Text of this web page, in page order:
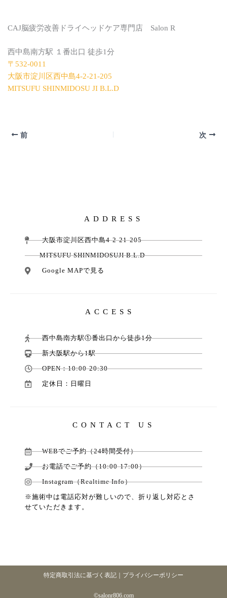
CAJ脳疲労改善ドライヘッドケア専門店 Salon R
西中島南方駅 １番出口 徒歩1分
〒532-0011
大阪市淀川区西中島4-2-21-205
MITSUFU SHINMIDOSU JI B.L.D
前 次
ADDRESS
大阪市淀川区西中島4-2-21-205
MITSUFU SHINMIDOSUJI B.L.D
Google MAPで見る
ACCESS
西中島南方駅①番出口から徒歩1分
新大阪駅から1駅
OPEN：10:00-20:30
定休日：日曜日
CONTACT US
WEBでご予約（24時間受付）
お電話でご予約（10:00-17:00）
Instagram（Realtime Info）
※施術中は電話応対が難しいので、折り返し対応とさ
せていただきます。
特定商取引法に基づく表記 プライバシーポリシー
©️salonr806.com